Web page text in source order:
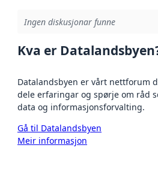
Ingen diskusjonar funne
Kva er
Datalandsbyen er vårt nettforum
dele erfaringar og spørje om råd
data og informasjonsforvalting.
Gå til Datalandsbyen
Meir informasjon